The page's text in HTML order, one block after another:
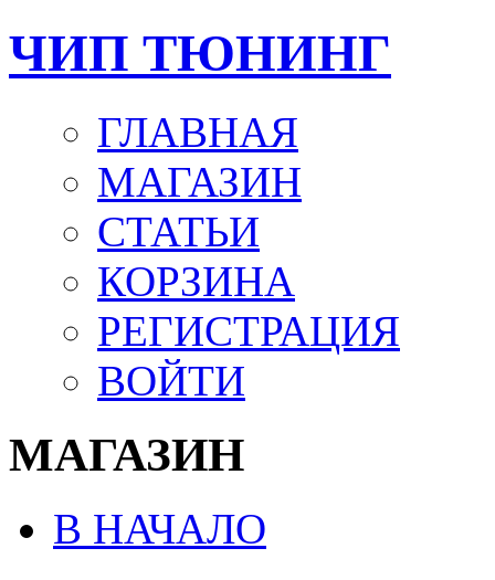
ЧИП ТЮНИНГ
ГЛАВНАЯ
МАГАЗИН
СТАТЬИ
КОРЗИНА
РЕГИСТРАЦИЯ
ВОЙТИ
МАГАЗИН
В НАЧАЛО